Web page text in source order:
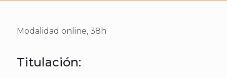
Modalidad online, 38h
Titulación: